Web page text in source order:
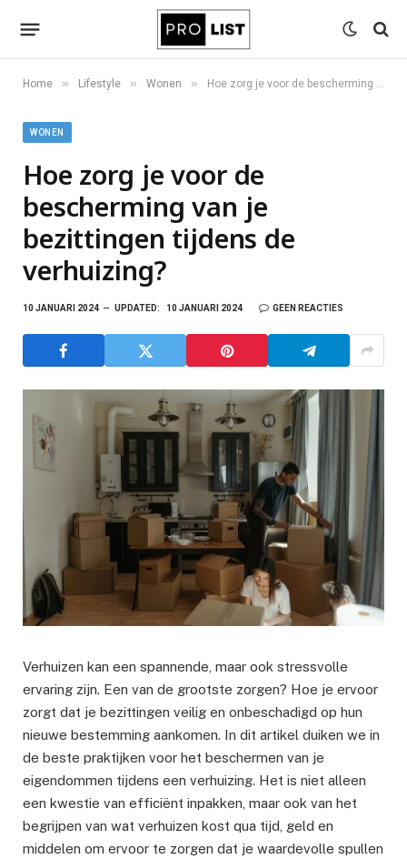
Home » Lifestyle » Wonen » Hoe zorg je voor de bescherming van je bezittingen tijdens de verhuizing?
WONEN
Hoe zorg je voor de
bescherming van je
bezittingen tijdens de
verhuizing?
10 JANUARI 2024 UPDATED: 10 JANUARI 2024 GEEN REACTIES
Verhuizen kan een spannende, maar ook stressvolle
ervaring zijn. Een van de grootste zorgen? Hoe je ervoor
zorgt dat je bezittingen veilig en onbeschadigd op hun
nieuwe bestemming aankomen. In dit artikel duiken we in
de beste praktijken voor het beschermen van je
eigendommen tijdens een verhuizing. Het is niet alleen
een kwestie van efficiënt inpakken, maar ook van het
begrijpen van wat verhuizen kost qua tijd, geld en
middelen om ervoor te zorgen dat je waardevolle spullen